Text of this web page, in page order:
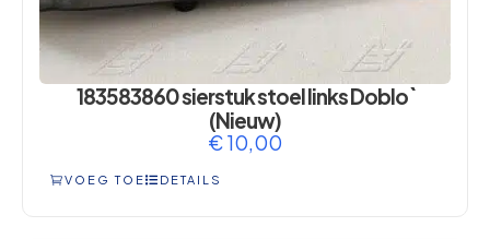
183583860 sierstuk stoel links Doblo`
(Nieuw)
€10,00
VOEG TOE DETAILS